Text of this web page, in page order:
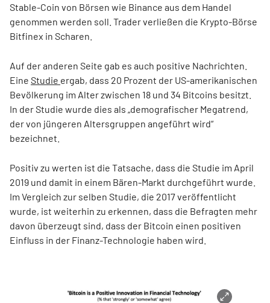
Stable-Coin von Börsen wie Binance aus dem Handel
genommen werden soll. Trader verließen die Krypto-Börse
Bitfinex in Scharen.
Auf der anderen Seite gab es auch positive Nachrichten.
Eine Studie ergab, dass 20 Prozent der US-amerikanischen
Bevölkerung im Alter zwischen 18 und 34 Bitcoins besitzt.
In der Studie wurde dies als „demografischer Megatrend,
der von jüngeren Altersgruppen angeführt wird“
bezeichnet.
Positiv zu werten ist die Tatsache, dass die Studie im April
2019 und damit in einem Bären-Markt durchgeführt wurde.
Im Vergleich zur selben Studie, die 2017 veröffentlicht
wurde, ist weiterhin zu erkennen, dass die Befragten mehr
davon überzeugt sind, dass der Bitcoin einen positiven
Einfluss in der Finanz-Technologie haben wird.